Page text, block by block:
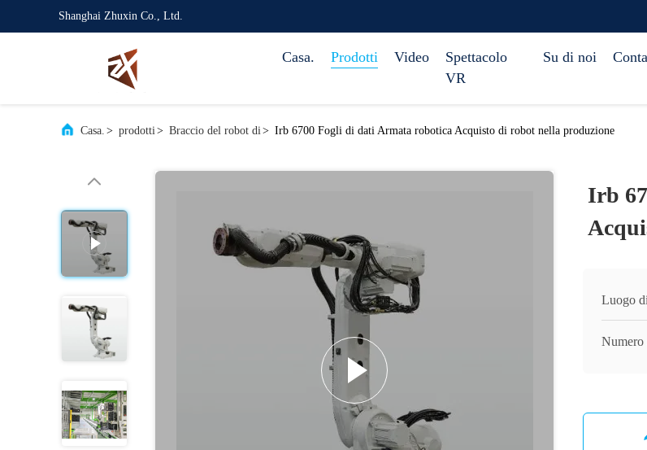
Shanghai Zhuxin Co., Ltd.
Casa. Prodotti Video
Spettacolo
VR
Su di noi
Casa. > prodotti> Braccio del robot di> Irb 6700 Fogli di dati Armata robotica Acquisto di robot nella produzione
Irb
Luogo
Numero